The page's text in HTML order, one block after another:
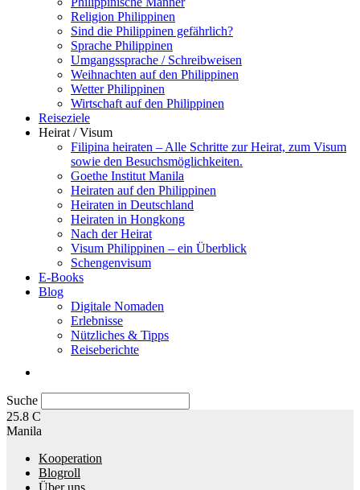
Religion Philippinen
Sind die Philippinen gefährlich?
Sprache Philippinen
Umgangssprache / Schreibweisen
Weihnachten auf den Philippinen
Wetter Philippinen
Wirtschaft auf den Philippinen
Reiseziele
Heirat / Visum
Filipina heiraten – Alle Schritte zur Heirat, zum Visum
sowie den Besuchsmöglichkeiten.
Goethe Institut Manila
Heiraten auf den Philippinen
Heiraten in Deutschland
Heiraten in Hongkong
Nach der Heirat
Visum Philippinen – ein Überblick
Schengenvisum
E-Books
Blog
Digitale Nomaden
Erlebnisse
Nützliches & Tipps
Reiseberichte
Suche
25.8 C
Manila
Kooperation
Blogroll
Über uns